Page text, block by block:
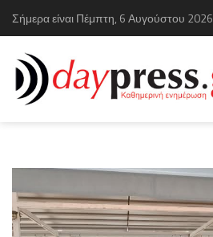
Σήμερα είναι Πέμπτη, 6 Αυγούστου 2026